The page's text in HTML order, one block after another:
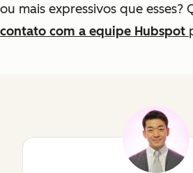
ou mais expressivos que esses?
contato com a equipe Hubspot